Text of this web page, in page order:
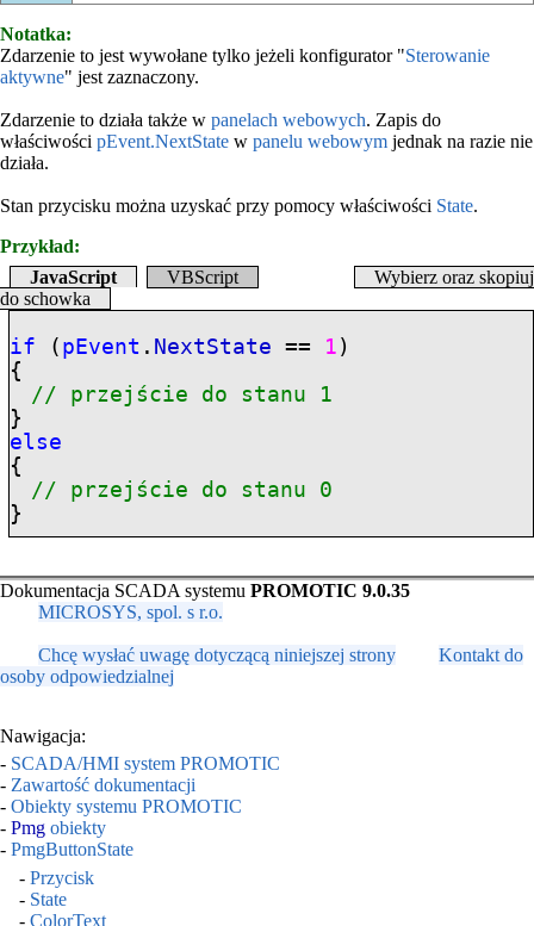
Notatka:
Zdarzenie to jest wywołane tylko jeżeli konfigurator "Sterowanie
aktywne" jest zaznaczony.
Zdarzenie to działa także w panelach webowych. Zapis do
właściwości pEvent.NextState w panelu webowym jednak na razie nie
działa.
Stan przycisku można uzyskać przy pomocy właściwości State.
Przykład:
JavaScript
VBScript
Wybierz oraz skopiuj
do schowka
if ( pEvent . NextState == 1 )
{
// przejście do stanu 1
}
else
{
// przejście do stanu 0
}
Dokumentacja SCADA systemu PROMOTIC 9.0.35
MICROSYS, spol. s r.o.
Chcę wysłać uwagę dotyczącą niniejszej strony
Kontakt do
osoby odpowiedzialnej
Nawigacja:
- SCADA/HMI system PROMOTIC
- Zawartość dokumentacji
- Obiekty systemu PROMOTIC
- Pmg obiekty
- PmgButtonState
- Przycisk
- State
- ColorText